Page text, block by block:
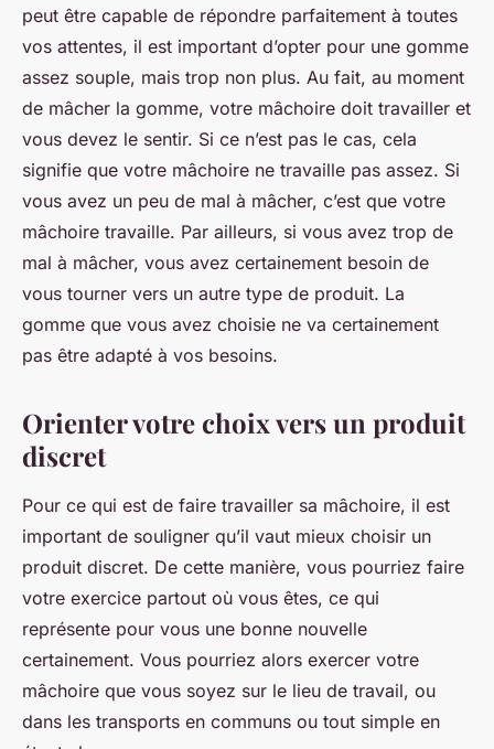
peut être capable de répondre parfaitement à toutes
vos attentes, il est important d’opter pour une gomme
assez souple, mais trop non plus. Au fait, au moment
de mâcher la gomme, votre mâchoire doit travailler et
vous devez le sentir. Si ce n’est pas le cas, cela
signifie que votre mâchoire ne travaille pas assez. Si
vous avez un peu de mal à mâcher, c’est que votre
mâchoire travaille. Par ailleurs, si vous avez trop de
mal à mâcher, vous avez certainement besoin de
vous tourner vers un autre type de produit. La
gomme que vous avez choisie ne va certainement
pas être adapté à vos besoins.
Orienter votre choix vers un produit
discret
Pour ce qui est de faire travailler sa mâchoire, il est
important de souligner qu’il vaut mieux choisir un
produit discret. De cette manière, vous pourriez faire
votre exercice partout où vous êtes, ce qui
représente pour vous une bonne nouvelle
certainement. Vous pourriez alors exercer votre
mâchoire que vous soyez sur le lieu de travail, ou
dans les transports en communs ou tout simple en